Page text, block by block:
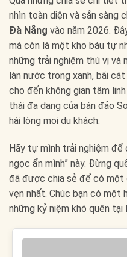
nhìn toàn diện và sẵn sàng
Đà Nẵng vào năm 2026.
mà còn là một kho báu tự
những trải nghiệm thú vị và
làn nước trong xanh, bãi
cho đến không gian tâm
thái đa dạng của bán đảo
hài lòng mọi du khách.
Hãy tự mình trải nghiệm để
ngọc ẩn mình” này. Đừng
đã được chia sẻ để có một
vẹn nhất. Chúc bạn có một
những kỷ niệm khó quên tại